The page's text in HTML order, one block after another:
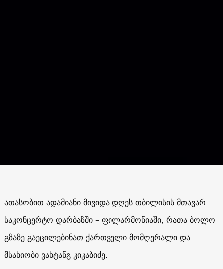
ათასობით ადამიანი მივიდა დღეს თბილისის მთავარ
საკონცერტო დარბაზში – ფილარმონიაში, რათა ბოლო
გზაზე გაეცილებინათ ქართველი მომღერალი და
მსახიობი ვახტანგ კიკაბიძე.